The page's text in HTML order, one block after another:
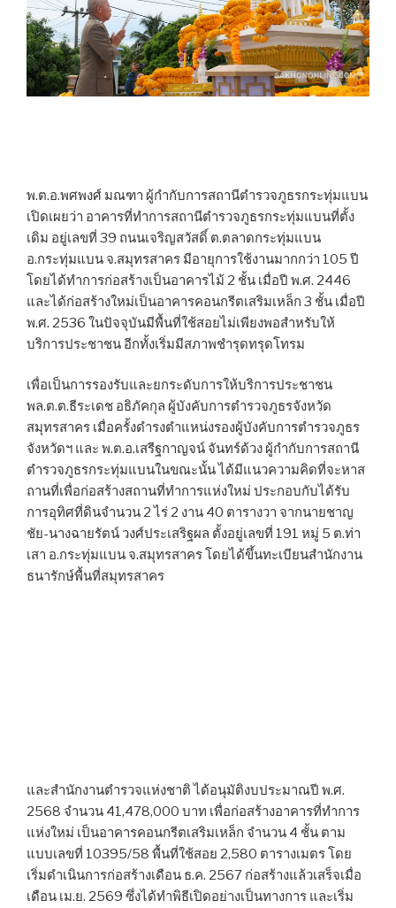
พ.ต.อ.พศพงศ์ มณฑา ผู้กำกับการสถานีตำรวจภูธรกระทุ่มแบน
เปิดเผยว่า อาคารที่ทำการสถานีตำรวจภูธรกระทุ่มแบนที่ตั้ง
เดิม อยู่เลขที่ 39 ถนนเจริญสวัสดิ์ ต.ตลาดกระทุ่มแบน
อ.กระทุ่มแบน จ.สมุทรสาคร มีอายุการใช้งานมากกว่า 105 ปี
โดยได้ทำการก่อสร้างเป็นอาคารไม้ 2 ชั้น เมื่อปี พ.ศ. 2446
และได้ก่อสร้างใหม่เป็นอาคารคอนกรีตเสริมเหล็ก 3 ชั้น เมื่อปี
พ.ศ. 2536 ในปัจจุบันมีพื้นที่ใช้สอยไม่เพียงพอสำหรับให้
บริการประชาชน อีกทั้งเริ่มมีสภาพชำรุดทรุดโทรม
เพื่อเป็นการรองรับและยกระดับการให้บริการประชาชน
พล.ต.ต.ธีระเดช อธิภัคกุล ผู้บังคับการตำรวจภูธรจังหวัด
สมุทรสาคร เมื่อครั้งดำรงตำแหน่งรองผู้บังคับการตำรวจภูธร
จังหวัดฯ และ พ.ต.อ.เสรีฐกาญจน์ จันทร์ด้วง ผู้กำกับการสถานี
ตำรวจภูธรกระทุ่มแบนในขณะนั้น ได้มีแนวความคิดที่จะหาส
ถานที่เพื่อก่อสร้างสถานที่ทำการแห่งใหม่ ประกอบกับได้รับ
การอุทิศที่ดินจำนวน 2 ไร่ 2 งาน 40 ตารางวา จากนายชาญ
ชัย-นางฉายรัตน์ วงศ์ประเสริฐผล ตั้งอยู่เลขที่ 191 หมู่ 5 ต.ท่า
เสา อ.กระทุ่มแบน จ.สมุทรสาคร โดยได้ขึ้นทะเบียนสำนักงาน
ธนารักษ์พื้นที่สมุทรสาคร
และสำนักงานตำรวจแห่งชาติ ได้อนุมัติงบประมาณปี พ.ศ.
2568 จำนวน 41,478,000 บาท เพื่อก่อสร้างอาคารที่ทำการ
แห่งใหม่ เป็นอาคารคอนกรีตเสริมเหล็ก จำนวน 4 ชั้น ตาม
แบบเลขที่ 10395/58 พื้นที่ใช้สอย 2,580 ตารางเมตร โดย
เริ่มดำเนินการก่อสร้างเดือน ธ.ค. 2567 ก่อสร้างแล้วเสร็จเมื่อ
เดือน เม.ย. 2569 ซึ่งได้ทำพิธีเปิดอย่างเป็นทางการ และเริ่ม